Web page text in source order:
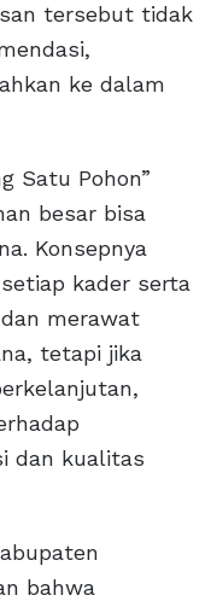
tersebut tidak
ke dalam
Satu Pohon”
besar bisa
Konsepnya
kader serta
merawat
tetapi jika
dan kualitas
bahwa